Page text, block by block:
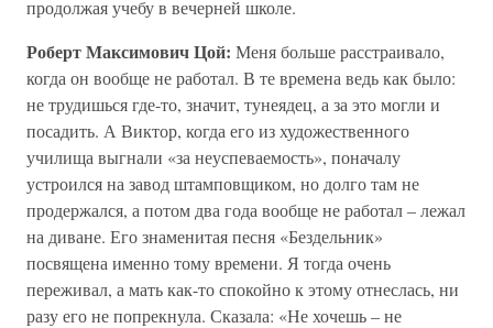
продолжая учебу в вечерней школе.
Роберт Максимович Цой: Меня больше расстраивало,
когда он вообще не работал. В те времена ведь как было:
не трудишься где-то, значит, тунеядец, а за это могли и
посадить. А Виктор, когда его из художественного
училища выгнали «за неуспеваемость», поначалу
устроился на завод штамповщиком, но долго там не
продержался, а потом два года вообще не работал – лежал
на диване. Его знаменитая песня «Бездельник»
посвящена именно тому времени. Я тогда очень
переживал, а мать как-то спокойно к этому отнеслась, ни
разу его не попрекнула. Сказала: «Не хочешь – не